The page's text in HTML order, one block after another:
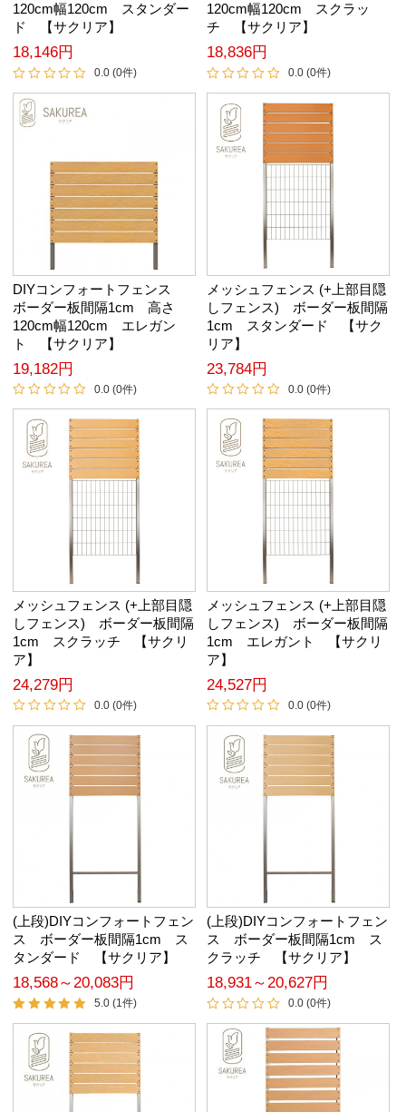
120cm幅120cm スタンダー
ド 【サクリア】
18,146円
0.0 (0件)
120cm幅120cm スクラッ
チ 【サクリア】
18,836円
0.0 (0件)
DIYコンフォートフェンス
ボーダー板間隔1cm 高さ
120cm幅120cm エレガン
ト 【サクリア】
19,182円
0.0 (0件)
メッシュフェンス (+上部目隠
しフェンス) ボーダー板間隔
1cm スタンダード 【サク
リア】
23,784円
0.0 (0件)
メッシュフェンス (+上部目隠
しフェンス) ボーダー板間隔
1cm スクラッチ 【サクリ
ア】
24,279円
0.0 (0件)
メッシュフェンス (+上部目隠
しフェンス) ボーダー板間隔
1cm エレガント 【サクリ
ア】
24,527円
0.0 (0件)
(上段)DIYコンフォートフェン
ス ボーダー板間隔1cm ス
タンダード 【サクリア】
18,568～20,083円
5.0 (1件)
(上段)DIYコンフォートフェン
ス ボーダー板間隔1cm ス
クラッチ 【サクリア】
18,931～20,627円
0.0 (0件)